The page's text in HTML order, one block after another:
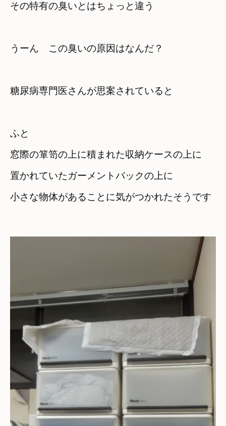
その特有の臭いとはちょっと違う
うーん　この臭いの原因はなんだ？
糖尿病専門医さんが思案されていると
ふと
窓際の箪笥の上に積まれた収納ケースの上に
置かれていたガーメントバックの上に
小さな物体があることに気がつかれたそうです